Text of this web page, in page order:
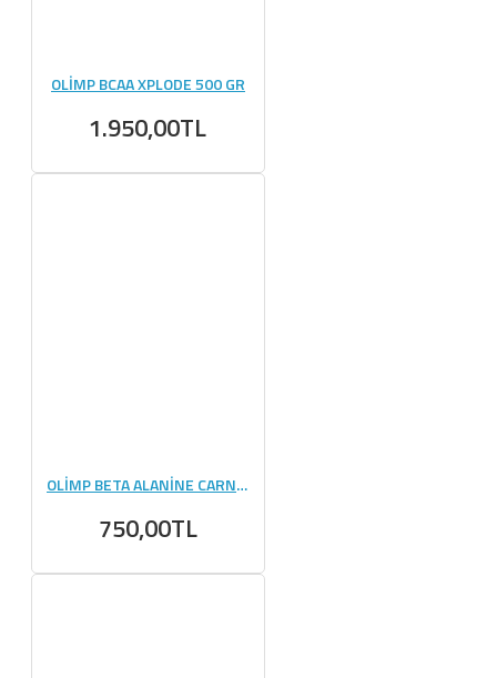
OLİMP BCAA XPLODE 500 GR
1.950,00TL
OLİMP BETA ALANİNE CARNO RUSH 80 TABLET
750,00TL